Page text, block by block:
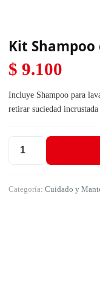
Kit Shampoo
$ 9.100
Incluye Shampoo para
retirar suciedad incrustada
Kit Shampoo de
Categoría: Cuidado y